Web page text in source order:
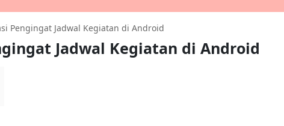
Pengingat Jadwal Kegiatan di Android
Jadwal Kegiatan di Android